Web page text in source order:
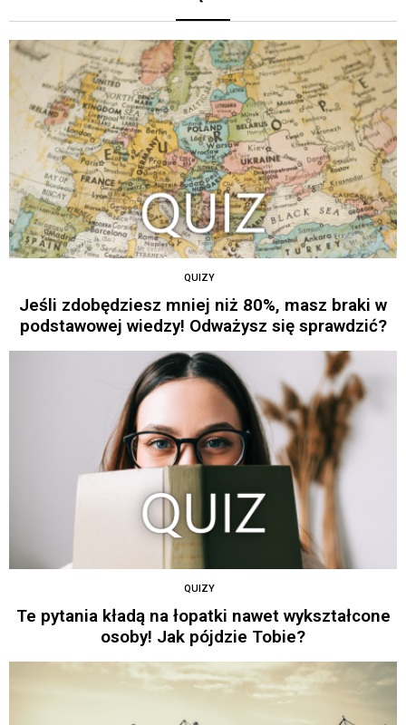
QUIZY
Jeśli zdobędziesz mniej niż 80%, masz braki w
podstawowej wiedzy! Odważysz się sprawdzić?
QUIZY
Te pytania kładą na łopatki nawet wykształcone
osoby! Jak pójdzie Tobie?